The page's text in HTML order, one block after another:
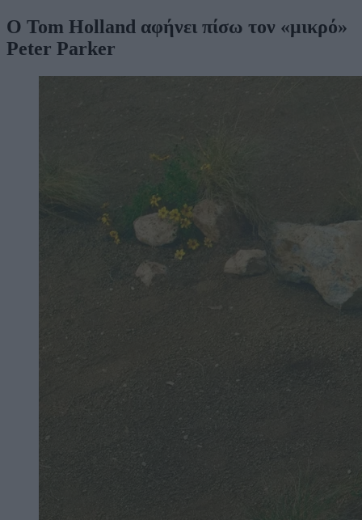
Ο Tom Holland αφήνει πίσω τον «μικρό»
Peter Parker